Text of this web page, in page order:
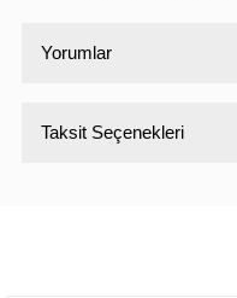
Yorumlar
Taksit Seçenekleri